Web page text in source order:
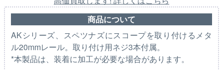
商品について
AKシリーズ、スペツナズにスコープを取り付けるメタ
ル20mmレール。取り付け用ネジ3本付属。
*本製品は、装着に加工が必要な場合があります。